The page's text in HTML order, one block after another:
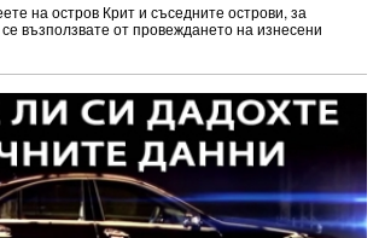
на остров Крит и съседните острови, за
възползвате от провеждането на изнесени